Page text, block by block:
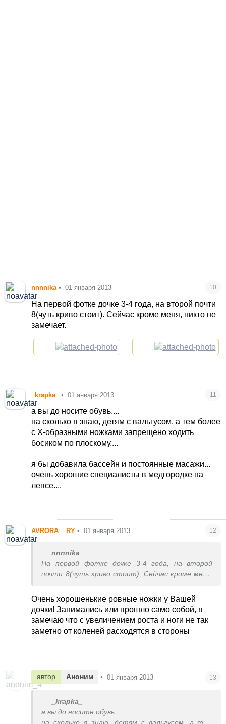
nnnnika • 01 января 2013 10
На первой фотке дочке 3-4 года, на второй почти
8(чуть криво стоит). Сейчас кроме меня, никто не
замечает.
_krapka_ • 01 января 2013 11
а вы до носите обувь....
на сколько я знаю, детям с вальгусом, а тем более
с Х-образными ножками запрещено ходить
босиком по плоскому....
я бы добавила бассейн и постоянные масажи...
очень хорошие специалисты в медгородке на
лепсе....
AVRORA _ RY • 01 января 2013 12
nnnnika
На первой фотке дочке 3-4 года, на второй
почти 8(чуть криво стоит). Сейчас кроме меня,
Очень хорошенькие ровные ножки у Вашей
дочки! Занимались или прошло само собой, я
замечаю что с увеличением роста и ноги не так
заметно от коленей расходятся в стороны
автор Аноним • 01 января 2013 13
_krapka_
а вы до носите обувь....